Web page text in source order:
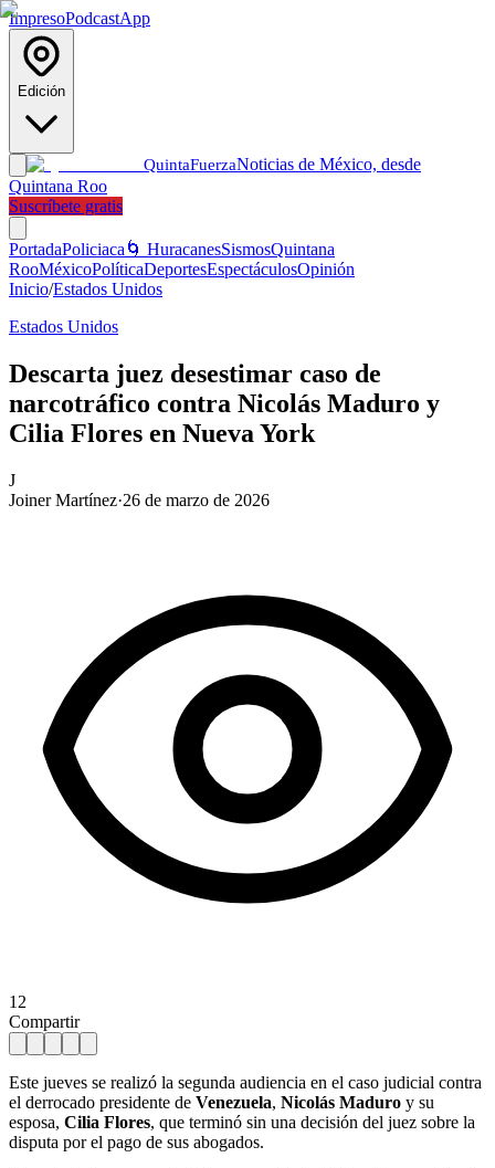
ImpresoPodcastApp
Edición
QuintaFuerzaNoticias de México, desde
Quintana Roo
Suscríbete gratis
PortadaPoliciaca 🌀 HuracanesSismosQuintana
RooMéxicoPolíticaDeportesEspectáculosOpinión
Inicio/Estados Unidos
Estados Unidos
Descarta juez desestimar caso de
narcotráfico contra Nicolás Maduro y
Cilia Flores en Nueva York
J
Joiner Martínez·26 de marzo de 2026
12
Compartir
Este jueves se realizó la segunda audiencia en el caso judicial contra
el derrocado presidente de Venezuela, Nicolás Maduro y su
esposa, Cilia Flores, que terminó sin una decisión del juez sobre la
disputa por el pago de sus abogados.